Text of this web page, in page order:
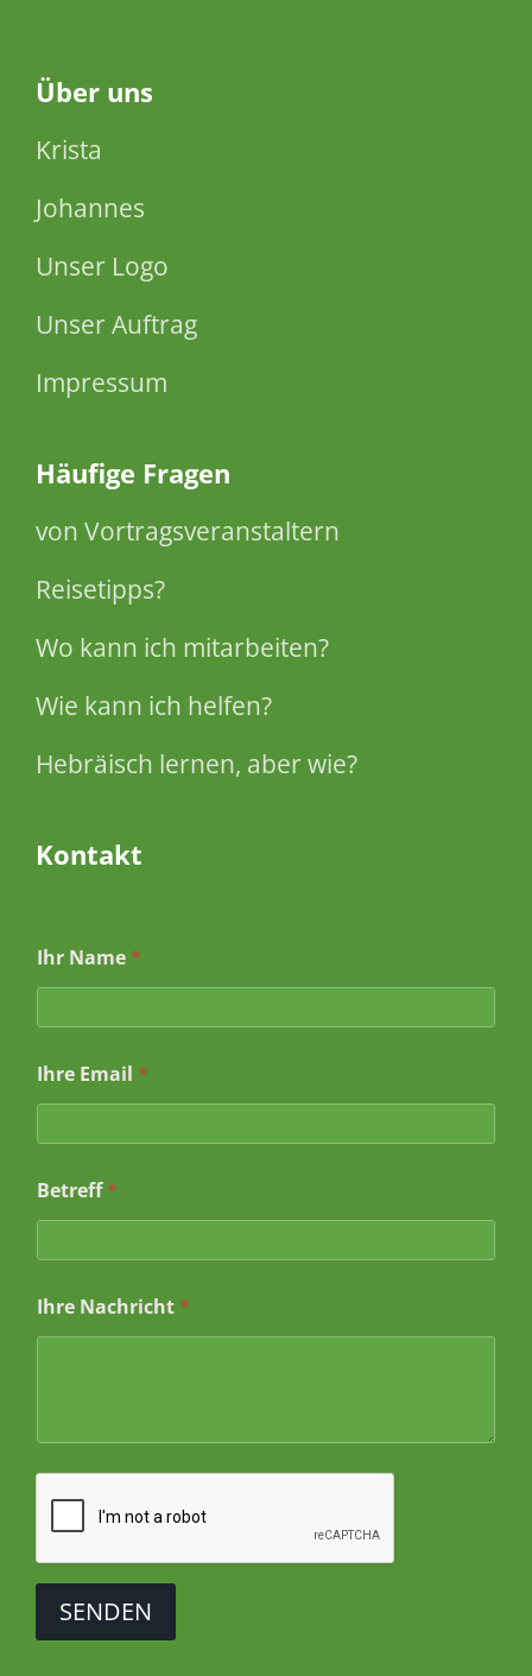
Über uns
Krista
Johannes
Unser Logo
Unser Auftrag
Impressum
Häufige Fragen
von Vortragsveranstaltern
Reisetipps?
Wo kann ich mitarbeiten?
Wie kann ich helfen?
Hebräisch lernen, aber wie?
Kontakt
Ihr Name *
E
m
i
I
h
e
Ihre Email *
Betreff*
Ihre Nachricht *
SENDEN